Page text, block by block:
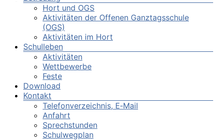
Hort und OGS
Aktivitäten der Offenen Ganztagsschule
(OGS)
Aktivitäten im Hort
Schulleben
Aktivitäten
Wettbewerbe
Feste
Download
Kontakt
Telefonverzeichnis, E‑Mail
Anfahrt
Sprechstunden
Schulwegplan